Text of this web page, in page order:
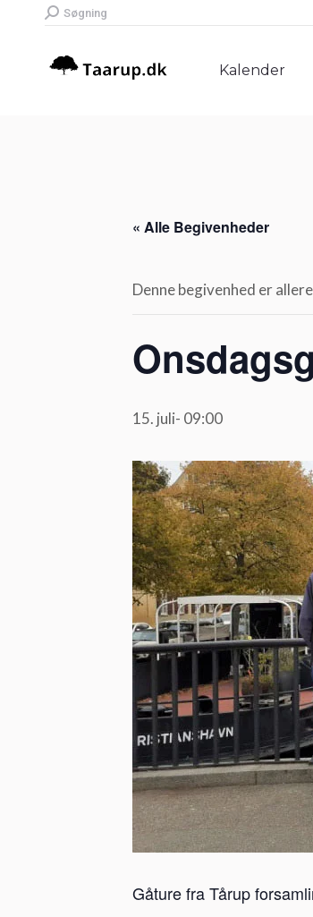
Search:
Søgning
Kalender
« Alle Begivenheder
Denne begivenhed er
15. juli- 09:00
Gåture fra Tårup
Kalender